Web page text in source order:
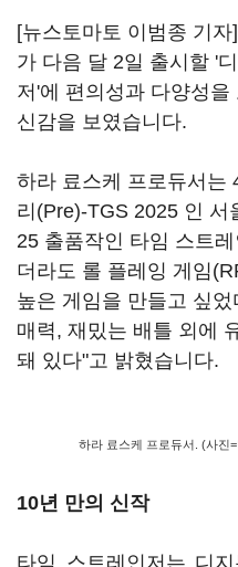
[뉴스토마토 이범종 기
가 다음 달 2일 출시할 '
저'에 편의성과 다양성
신감을 보였습니다.
하라 료스케 프로듀서는
리(Pre)-TGS 2025 인
25 출품작인 타임 스트
더라도 롤 플레잉 게임
높은 게임을 만들고 싶
매력, 재밌는 배틀 외에
돼 있다"고 밝혔습니다.
하라 료스케 프로듀서. (사진
10년 만의 신작
타임 스트레인저는 디